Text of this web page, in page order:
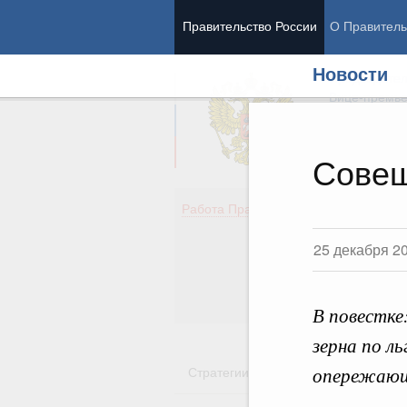
Правительство России О
Новости
25 декабря
В
зерна по
Вице-
Работа Правительства
Стратегии Государственные